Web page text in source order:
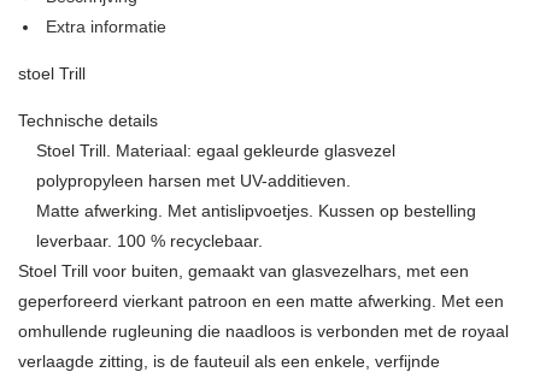
Extra informatie
stoel Trill
Technische details
Stoel Trill. Materiaal: egaal gekleurde glasvezel
polypropyleen harsen met UV-additieven.
Matte afwerking. Met antislipvoetjes. Kussen op bestelling
leverbaar. 100 % recyclebaar.
Stoel Trill voor buiten, gemaakt van glasvezelhars, met een
geperforeerd vierkant patroon en een matte afwerking. Met een
omhullende rugleuning die naadloos is verbonden met de royaal
verlaagde zitting, is de fauteuil als een enkele, verfijnde